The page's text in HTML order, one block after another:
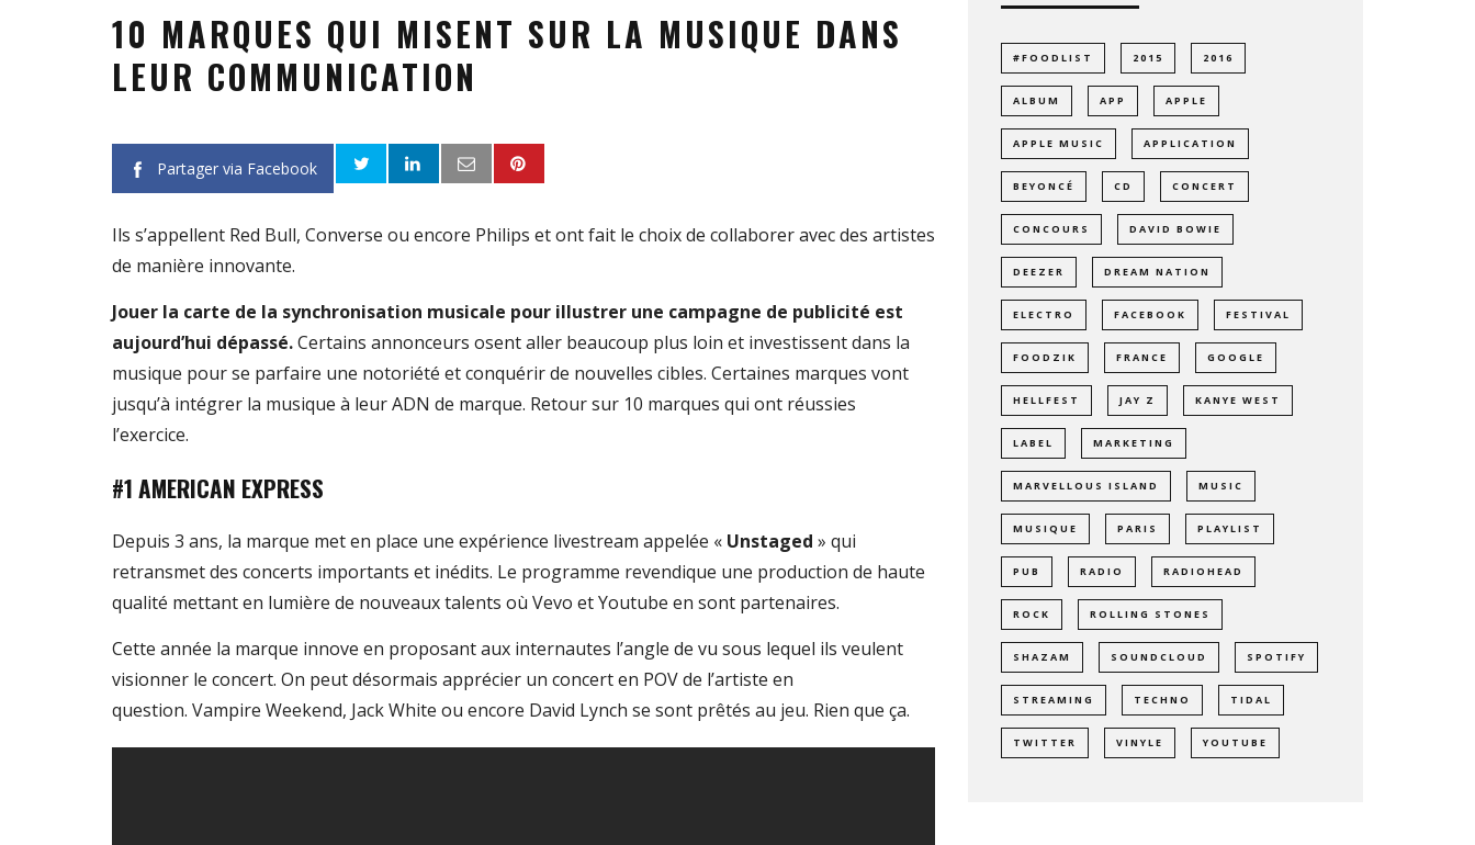
10 MARQUES QUI MISENT SUR LA MUSIQUE DANS
LEUR COMMUNICATION
Partager via Facebook
Ils s’appellent Red Bull, Converse ou encore Philips et ont fait le choix de collaborer avec des artistes
de manière innovante.
Jouer la carte de la synchronisation musicale pour illustrer une campagne de publicité est
aujourd’hui dépassé.Certains annonceurs osent aller beaucoup plus loin et investissent dans la
musique pour se parfaire une notoriété et conquérir de nouvelles cibles. Certaines marques vont
jusqu’à intégrer la musique à leur ADN de marque. Retour sur 10 marques qui ont réussies
l’exercice.
#1 AMERICAN EXPRESS
Depuis 3 ans, la marque met en place une expérience livestream appelée « Unstaged » qui
retransmet des concerts importants et inédits. Le programme revendique une production de haute
qualité mettant en lumière de nouveaux talents où Vevo et Youtube en sont partenaires.
Cette année la marque innove en proposant aux internautes l’angle de vu sous lequel ils veulent
visionner le concert. On peut désormais apprécier un concert en POV de l’artiste en
question. Vampire Weekend, Jack White ou encore David Lynch se sont prêtés au jeu. Rien que ça.
#FOODLIST 2015 2016
ALBUM APP APPLE
APPLE MUSIC APPLICATION
BEYONCÉ CD CONCERT
CONCOURS DAVID BOWIE
DEEZER DREAM NATION
ELECTRO FACEBOOK FESTIVAL
FOODZIK FRANCE GOOGLE
HELLFEST JAY Z KANYE WEST
LABEL MARKETING
MARVELLOUS ISLAND MUSIC
MUSIQUE PARIS PLAYLIST
PUB RADIO RADIOHEAD
ROCK ROLLING STONES
SHAZAM SOUNDCLOUD SPOTIFY
STREAMING TECHNO TIDAL
TWITTER VINYLE YOUTUBE